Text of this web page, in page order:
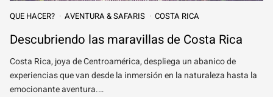
QUE HACER? AVENTURA & SAFARIS COSTA RICA
Descubriendo las maravillas de Costa Rica
Costa Rica, joya de Centroamérica, despliega un abanico de
experiencias que van desde la inmersión en la naturaleza hasta la
emocionante aventura.…